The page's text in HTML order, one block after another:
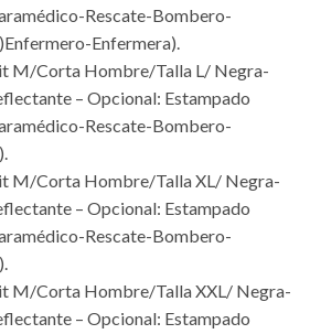
Rescate-Bombero-
Enfermera).
M/Corta Hombre/Talla L/ Negra-
– Opcional: Estampado
Rescate-Bombero-
M/Corta Hombre/Talla XL/ Negra-
– Opcional: Estampado
Rescate-Bombero-
M/Corta Hombre/Talla XXL/ Negra-
– Opcional: Estampado